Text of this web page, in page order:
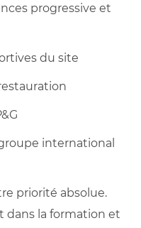
progressive et
du site
international
priorité absolue.
dans la formation et